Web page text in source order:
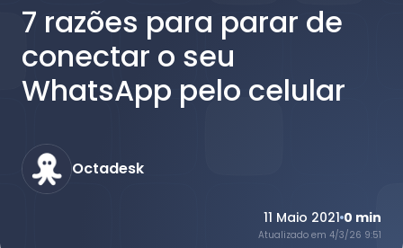
7 razões para parar de
conectar o seu
WhatsApp pelo celular
Octadesk
11 Maio 2021 0 min
Atualizado em 4/3/26 9:51